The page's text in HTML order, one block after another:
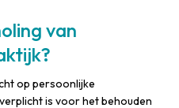
van
op persoonlijke
is voor het behouden